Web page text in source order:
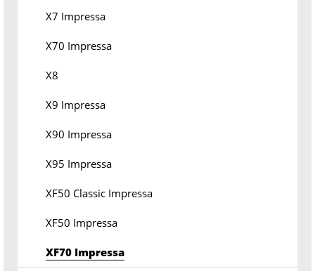
X7 Impressa
X70 Impressa
X8
X9 Impressa
X90 Impressa
X95 Impressa
XF50 Classic Impressa
XF50 Impressa
XF70 Impressa